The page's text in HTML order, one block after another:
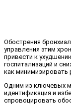
Обострения
управления этим
привести к
госпитализаций и
как минимизировать
Одним из ключевых
идентификация и
спровоцировать